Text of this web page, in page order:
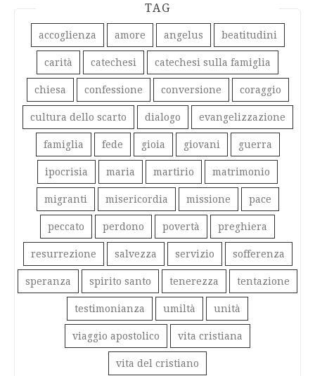
TAG
accoglienza amore angelus beatitudini
carità catechesi catechesi sulla famiglia
chiesa confessione conversione coraggio
cultura dello scarto dialogo evangelizzazione
famiglia fede gioia giovani guerra
ipocrisia maria martirio matrimonio
migranti misericordia missione pace
peccato perdono povertà preghiera
resurrezione salvezza servizio sofferenza
speranza spirito santo tenerezza tentazione
testimonianza umiltà unità
viaggio apostolico vita cristiana
vita del cristiano